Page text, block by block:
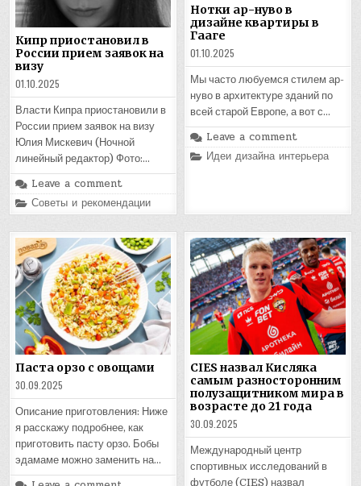
Кипр приостановил в
России прием заявок на
визу
01.10.2025
Власти Кипра приостановили в
России прием заявок на визу
Юлия Мискевич (Ночной
линейный редактор) Фото:…
Leave a comment
Posted
in
Советы и рекомендации
Нотки ар-нуво в
дизайне квартиры в
Гааге
01.10.2025
Мы часто любуемся стилем ар-
нуво в архитектуре зданий по
всей старой Европе, а вот с…
Leave a comment
Posted
in
Идеи дизайна интерьера
Паста орзо с овощами
30.09.2025
Описание приготовления: Ниже
я расскажу подробнее, как
приготовить пасту орзо. Бобы
эдамаме можно заменить на…
CIES назвал Кисляка
самым разносторонним
полузащитником мира в
возрасте до 21 года
30.09.2025
Международный центр
спортивных исследований в
футболе (CIES) назвал